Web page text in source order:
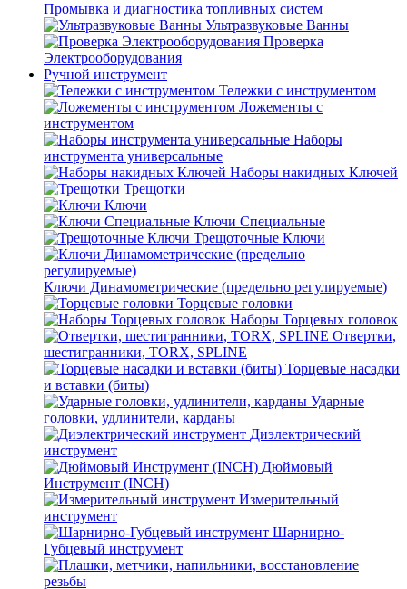
Промывка и диагностика топливных систем
Ультразвуковые Ванны
Проверка
Электрооборудования
Ручной инструмент
Тележки с инструментом
Ложементы с
инструментом
Наборы
инструмента универсальные
Наборы накидных Ключей
Трещотки
Ключи
Ключи Специальные
Трещоточные Ключи
Ключи Динамометрические (предельно регулируемые)
Торцевые головки
Наборы Торцевых головок
Отвертки,
шестигранники, TORX, SPLINE
Торцевые насадки
и вставки (биты)
Ударные
головки, удлинители, карданы
Диэлектрический
инструмент
Дюймовый
Инструмент (INCH)
Измерительный
инструмент
Шарнирно-
Губцевый инструмент